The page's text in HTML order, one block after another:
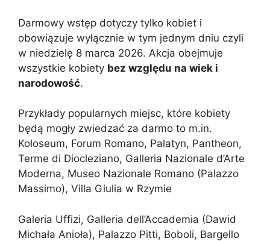
Darmowy wstęp dotyczy tylko kobiet i
obowiązuje wyłącznie w tym jednym dniu czyli
w niedzielę 8 marca 2026. Akcja obejmuje
wszystkie kobiety bez względu na wiek i
narodowość.
Przykłady popularnych miejsc, które kobiety
będą mogły zwiedzać za darmo to m.in.
Koloseum, Forum Romano, Palatyn, Pantheon,
Terme di Diocleziano, Galleria Nazionale d’Arte
Moderna, Museo Nazionale Romano (Palazzo
Massimo), Villa Giulia w Rzymie
Galeria Uffizi, Galleria dell’Accademia (Dawid
Michała Anioła), Palazzo Pitti, Boboli, Bargello